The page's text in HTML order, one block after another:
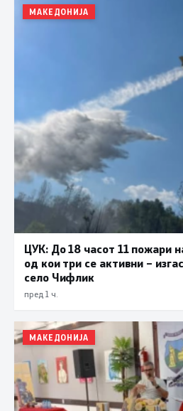
МАКЕДОНИЈА
ЦУК: До 18 часот 11 пожари
од кои три се активни –
село Чифлик
пред 1 ч.
МАКЕДОНИЈА